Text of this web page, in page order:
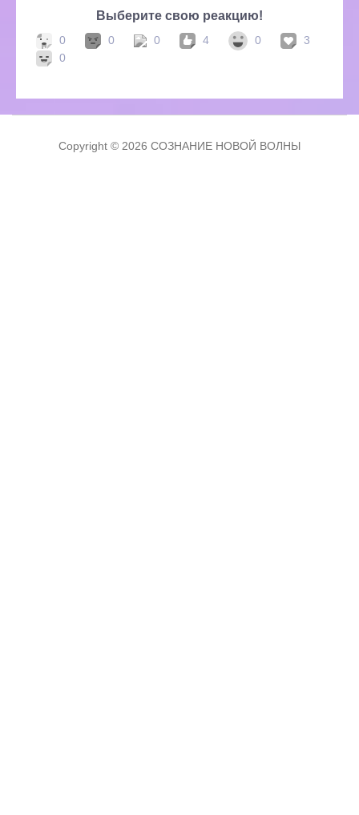
Выберите свою реакцию!
0 0 0 4 0
3
0
Copyright © 2026 СОЗНАНИЕ НОВОЙ ВОЛНЫ